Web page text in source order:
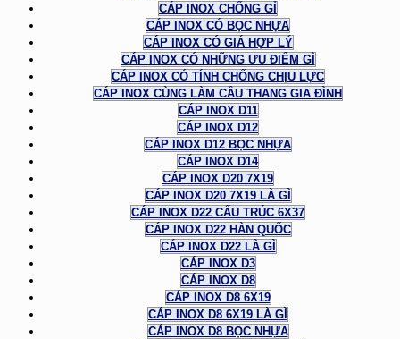
CÁP INOX CHỐNG GỈ
CÁP INOX CÓ BỌC NHỰA
CÁP INOX CÓ GIÁ HỢP LÝ
CÁP INOX CÓ NHỮNG ƯU ĐIỂM GÌ
CÁP INOX CÓ TÍNH CHỐNG CHỊU LỰC
CÁP INOX CÙNG LÀM CẦU THANG GIA ĐÌNH
CÁP INOX D11
CÁP INOX D12
CÁP INOX D12 BỌC NHỰA
CÁP INOX D14
CÁP INOX D20 7X19
CÁP INOX D20 7X19 LÀ GÌ
CÁP INOX D22 CẤU TRÚC 6X37
CÁP INOX D22 HÀN QUỐC
CÁP INOX D22 LÀ GÌ
CÁP INOX D3
CÁP INOX D8
CÁP INOX D8 6X19
CÁP INOX D8 6X19 LÀ GÌ
CÁP INOX D8 BỌC NHỰA